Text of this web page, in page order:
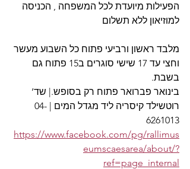
הפעילות מיועדת לכל המשפחה , הכניסה
למוזיאון ללא תשלום
מלבד ראשון ורביעי פתוח כל השבוע מעשר
וחצי עד 17 שישי סוגרים ב15 פתוח גם
בשבת.
בינואר פברואר פתוח רק בסופש.| שד’
רוטשילד קיסריה ליד מגדל המים | 04-
6261013
https://www.facebook.com/pg/rallimus
eumscaesarea/about/?
ref=page_internal